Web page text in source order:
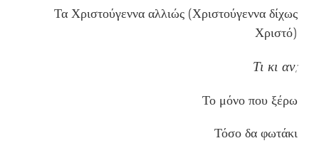
Τα Χριστούγεννα αλλιώς (Χριστούγεννα δίχως
Χριστό)
Τι κι αν;
Το μόνο που ξέρω
Τόσο δα φωτάκι